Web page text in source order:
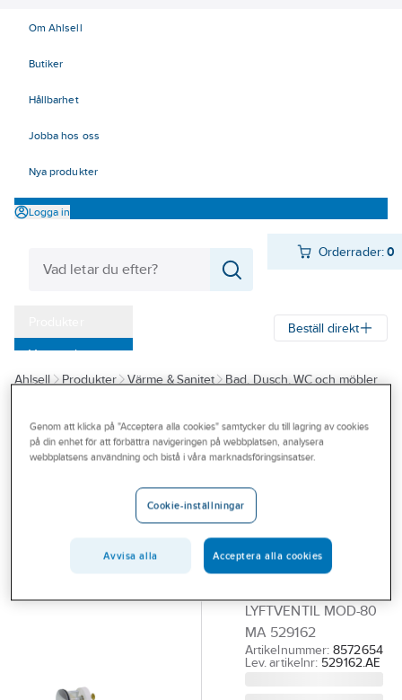
Om Ahlsell
Butiker
Hållbarhet
Jobba hos oss
Nya produkter
Logga in
Orderrader:0
Varumärken
Kampanjer
Branscher
Beställ direkt
Ahlsell Produkter Värme & Sanitet
Bad, Dusch, WC och möbler
Reservdelar Övrigt
Ventilplugg för
lyftventil
modell 80,
Mora
LYFTVENTIL MOD-80
MA 529162
Artikelnummer: 8572654
Lev. artikelnr: 529162.AE
Genom att klicka på "Acceptera alla cookies" samtycker du till lagring av cookies
på din enhet för att förbättra navigeringen på webbplatsen, analysera
webbplatsens användning och bistå i våra marknadsföringsinsatser.
Cookie-inställningar
Avvisa alla Acceptera alla cookies